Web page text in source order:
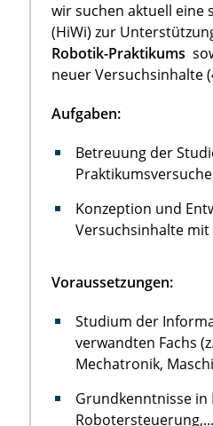
wir suchen aktuell eine
(HiWi) zur
Robotik-Praktikums
neuer Versuchsinhalte
Aufgaben:
Betreuung der
Praktikumsversuche
Konzeption und
Versuchsinhalte
Voraussetzungen:
Studium der
verwandten Fachs
Mechatronik,
Grundkenntnisse in